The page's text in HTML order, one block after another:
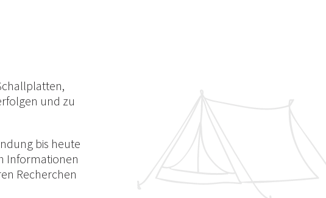
und zu
bis heute
Informationen
Recherchen